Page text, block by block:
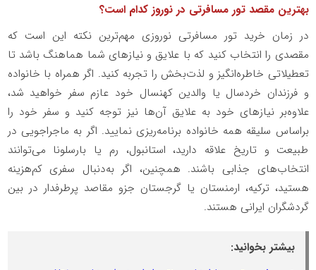
بهترین مقصد تور مسافرتی در نوروز کدام است؟
در زمان خرید تور مسافرتی نوروزی مهم‌ترین نکته این است که
مقصدی را انتخاب کنید که با علایق و نیازهای شما هماهنگ باشد تا
تعطیلاتی خاطره‌انگیز و لذت‌بخش را تجربه کنید. اگر همراه با خانواده
و فرزندان خردسال یا والدین کهنسال خود عازم سفر خواهید شد،
علاوه‌بر نیازهای خود به علایق آن‌ها نیز توجه کنید و سفر خود را
براساس سلیقه همه خانواده برنامه‌ریزی نمایید. اگر به ماجراجویی در
طبیعت و تاریخ علاقه دارید، استانبول، رم یا بارسلونا می‌توانند
انتخاب‌های جذابی باشند. همچنین، اگر به‌دنبال سفری کم‌هزینه
هستید، ترکیه، ارمنستان یا گرجستان جزو مقاصد پرطرفدار در بین
گردشگران ایرانی هستند.
بیشتر بخوانید: